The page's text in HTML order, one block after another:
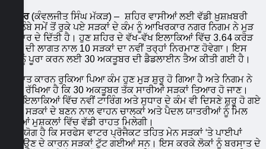
ਜਲੰਧਰ(ਕੰਵਲਜੀਤ ਸਿੰਘ ਮੱਕੜ) – ਸ਼ਹਿਰ ਵਾਸੀਆਂ ਲਈ ਵੱਡੀ ਖ਼ੁਸ਼ਖ਼ਬਰੀ
ਹੈ। ਲੰਬੇ ਸਮੇਂ ਤੋਂ ਰੁਕੇ ਪਏ ਸੜਕਾਂ ਦੇ ਕੰਮ ਨੂੰ ਆਖਿਰਕਾਰ ਨਗਰ ਨਿਗਮ ਨੇ ਮੁੜ
ਰਫ਼ਤਾਰ ਦੇ ਦਿੱਤੀ ਹੈ। ਹੁਣ ਸ਼ਹਿਰ ਦੇ ਵੱਖ-ਵੱਖ ਇਲਾਕਿਆਂ ਵਿੱਚ 3.64 ਕਰੋੜ
ਰੁਪਏ ਦੀ ਲਾਗਤ ਨਾਲ 10 ਸੜਕਾਂ ਦਾ ਨਵੀਂ ਤਰ੍ਹਾਂ ਨਿਰਮਾਣ ਹੋਵੇਗਾ। ਇਸ
ਕੰਮ ਨੂੰ ਪੂਰਾ ਕਰਨ ਲਈ 30 ਅਕਤੂਬਰ ਦੀ ਡੈਡਲਾਈਨ ਤੈਅ ਕੀਤੀ ਗਈ ਹੈ।
ਬਰਸਾਤ ਕਾਰਨ ਰੁਕਿਆ ਪਿਆ ਕੰਮ ਹੁਣ ਮੁੜ ਸ਼ੁਰੂ ਹੋ ਗਿਆ ਹੈ ਅਤੇ ਨਿਗਮ ਨੇ
ਟੀਚਾ ਰੱਖਿਆ ਹੈ ਕਿ 30 ਅਕਤੂਬਰ ਤੱਕ ਸਾਰੀਆਂ ਸੜਕਾਂ ਤਿਆਰ ਹੋ ਜਾਣ।
ਕਈ ਇਲਾਕਿਆਂ ਵਿੱਚ ਨਵੀਂ ਟਾਰਿੰਗ ਅਤੇ ਸੁਧਾਰ ਦੇ ਕੰਮ ਵੀ ਦਿਸਣੇ ਸ਼ੁਰੂ ਹੋ ਗਏ
ਹਨ। ਸੜਕਾਂ ਦੇ ਬਣਨ ਨਾਲ ਵਾਹਨ ਚਾਲਕਾਂ ਅਤੇ ਪੈਦਲ ਯਾਤਰੀਆਂ ਨੂੰ ਮਿਲ
ਰਹੀਆਂ ਮੁਸ਼ਕਲਾਂ ਵਿੱਚ ਵੱਡੀ ਰਾਹਤ ਮਿਲੇਗੀ।
ਦੱਸਣਯੋਗ ਹੈ ਕਿ ਸਰਫੇਸ ਵਾਟਰ ਪ੍ਰੋਜੈਕਟ ਤਹਿਤ ਮੇਨ ਸੜਕਾਂ ‘ਤੇ ਪਾਈਪਾਂ
ਬਿਛਾਉਣ ਦੇ ਕਾਰਨ ਸੜਕਾਂ ਟੁੱਟ ਗਈਆਂ ਸਨ। ਇਸ ਕਰਕੇ ਲੋਕਾਂ ਨੂੰ ਬਰਸਾਤ ਦੇ